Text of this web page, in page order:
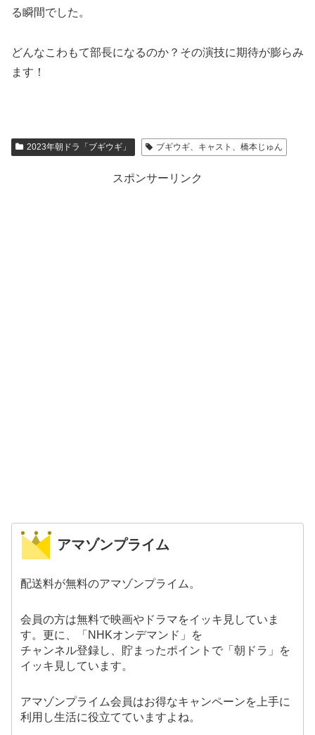
る瞬間でした。
どんなこわもて部長になるのか？その演技に期待が膨らみ
ます！
2023年朝ドラ「ブギウギ」 ブギウギ、キャスト、橋本じゅん
スポンサーリンク
アマゾンプライム
配送料が無料のアマゾンプライム。
会員の方は無料で映画やドラマをイッキ見していま
す。更に、「NHKオンデマンド」を
チャンネル登録し、貯まったポイントで「朝ドラ」を
イッキ見しています。
アマゾンプライム会員はお得なキャンペーンを上手に
利用し生活に役立てていますよね。